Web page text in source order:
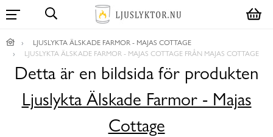
LJUSLYKTA ÄLSKADE FARMOR - MAJAS COTTAGE
LJUSLYKTA ÄLSKADE FARMOR - MAJAS COTTAGE FRÅN MAJAS COTTAGE
Detta är en bildsida för produkten
Ljuslykta Älskade Farmor - Majas
Cottage